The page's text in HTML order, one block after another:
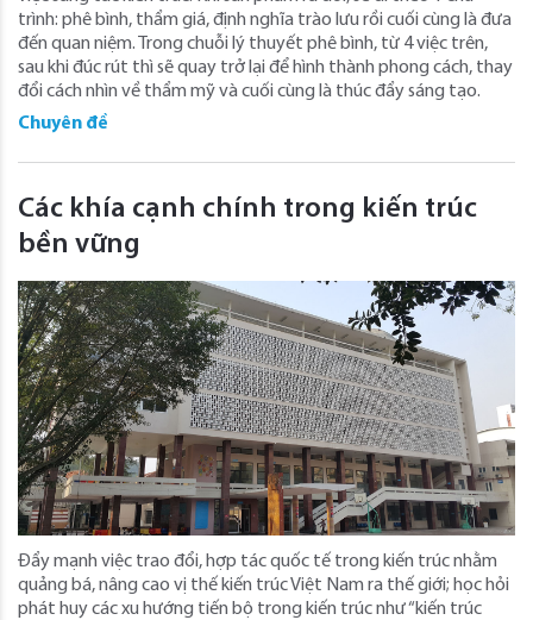
trình: phê bình, thẩm giá, định nghĩa trào lưu rồi cuối cùng là đưa
đến quan niệm. Trong chuỗi lý thuyết phê bình, từ 4 việc trên,
sau khi đúc rút thì sẽ quay trở lại để hình thành phong cách, thay
đổi cách nhìn về thẩm mỹ và cuối cùng là thúc đẩy sáng tạo.
Chuyên đề
Các khía cạnh chính trong kiến trúc
bền vững
Đẩy mạnh việc trao đổi, hợp tác quốc tế trong kiến trúc nhằm
quảng bá, nâng cao vị thế kiến trúc Việt Nam ra thế giới; học hỏi
phát huy các xu hướng tiến bộ trong kiến trúc như “kiến trúc